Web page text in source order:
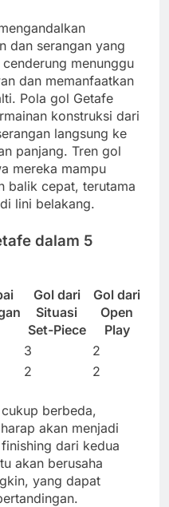
dan serangan yang
menunggu
dan memanfaatkan
Pola gol Getafe
konstruksi dari
langsung ke
panjang. Tren gol
mereka mampu
balik cepat, terutama
lini belakang.
dalam 5
Gol dari
Situasi
Set-Piece
Gol dari
Open
Play
3
2
2 2
berbeda,
akan menjadi
dari kedua
akan berusaha
yang dapat